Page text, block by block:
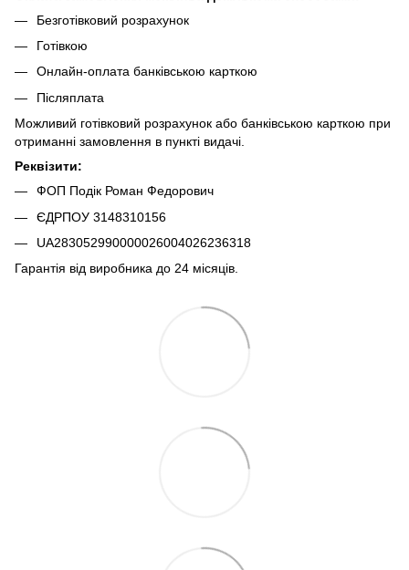
Безготівковий розрахунок
Готівкою
Онлайн-оплата банківською карткою
Післяплата
Можливий готівковий розрахунок або банківською карткою при
отриманні замовлення в пункті видачі.
Реквізити:
ФОП Подік Роман Федорович
ЄДРПОУ 3148310156
UA283052990000026004026236318
Гарантія від виробника до 24 місяців.